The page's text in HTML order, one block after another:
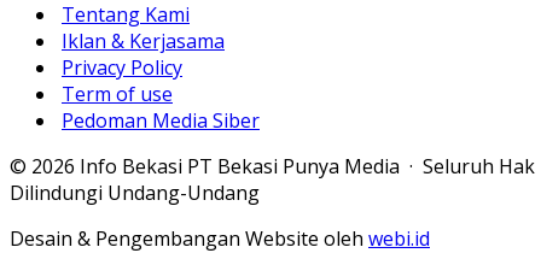
Tentang Kami
Iklan & Kerjasama
Privacy Policy
Term of use
Pedoman Media Siber
© 2026 Info Bekasi PT Bekasi Punya Media · Seluruh Hak
Dilindungi Undang-Undang
Desain & Pengembangan Website oleh webi.id